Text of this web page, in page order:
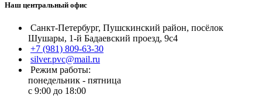
Наш центральный офис
Санкт-Петербург, Пушскинский район, посёлок
Шушары, 1-й Бадаевский проезд, 9с4
+7 (981) 809-63-30
silver.pvc@mail.ru
Режим работы:
понедельник - пятница
с 9:00 до 18:00